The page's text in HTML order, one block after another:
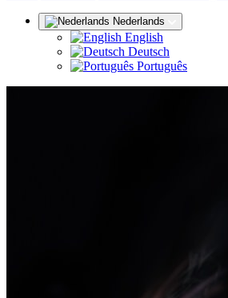
Nederlands
English
Deutsch
Português